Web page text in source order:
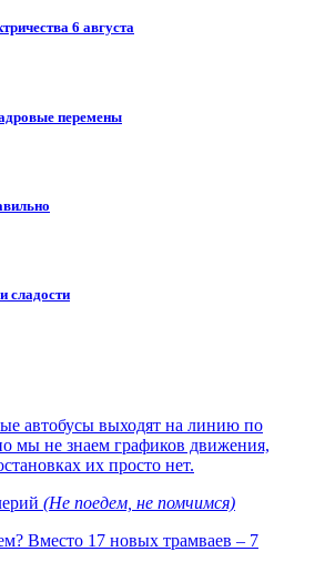
6 августа
перемены
сладости
автобусы выходят на линию по
мы не знаем графиков движения,
их просто нет.
(Не поедем, не помчимся)
Вместо 17 новых трамваев – 7